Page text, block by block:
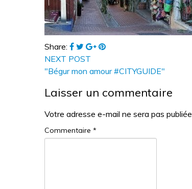
Share:
NEXT POST
"Bégur mon amour #CITYGUIDE"
Laisser un commentaire
Votre adresse e-mail ne sera pas publiée.
Commentaire *